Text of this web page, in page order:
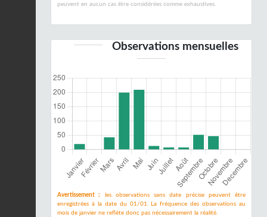
peuvent en aucun cas être considérées comme exhaustives.
Observations mensuelles
Avertissement :
les observations sans date précise peuvent être
enregistrées à la date du 01/01. La fréquence des observations au
mois de janvier ne reflète donc pas nécessairement la réalité.